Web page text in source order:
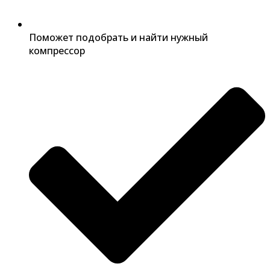
Поможет подобрать и найти нужный
компрессор